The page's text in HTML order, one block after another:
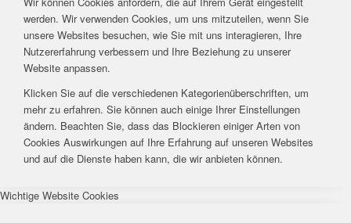
werden. Wir verwenden Cookies, um uns mitzuteilen, wenn Sie
unsere Websites besuchen, wie Sie mit uns interagieren, Ihre
Nutzererfahrung verbessern und Ihre Beziehung zu unserer
Website anpassen.
Klicken Sie auf die verschiedenen Kategorienüberschriften, um
mehr zu erfahren. Sie können auch einige Ihrer Einstellungen
ändern. Beachten Sie, dass das Blockieren einiger Arten von
Cookies Auswirkungen auf Ihre Erfahrung auf unseren Websites
und auf die Dienste haben kann, die wir anbieten können.
Wichtige Website Cookies